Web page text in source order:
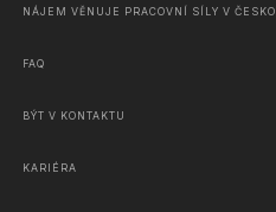
NÁJEM VĚNUJE PRACOVNÍ SÍLY V ČESKO
FAQ
BÝT V KONTAKTU
KARIÉRA